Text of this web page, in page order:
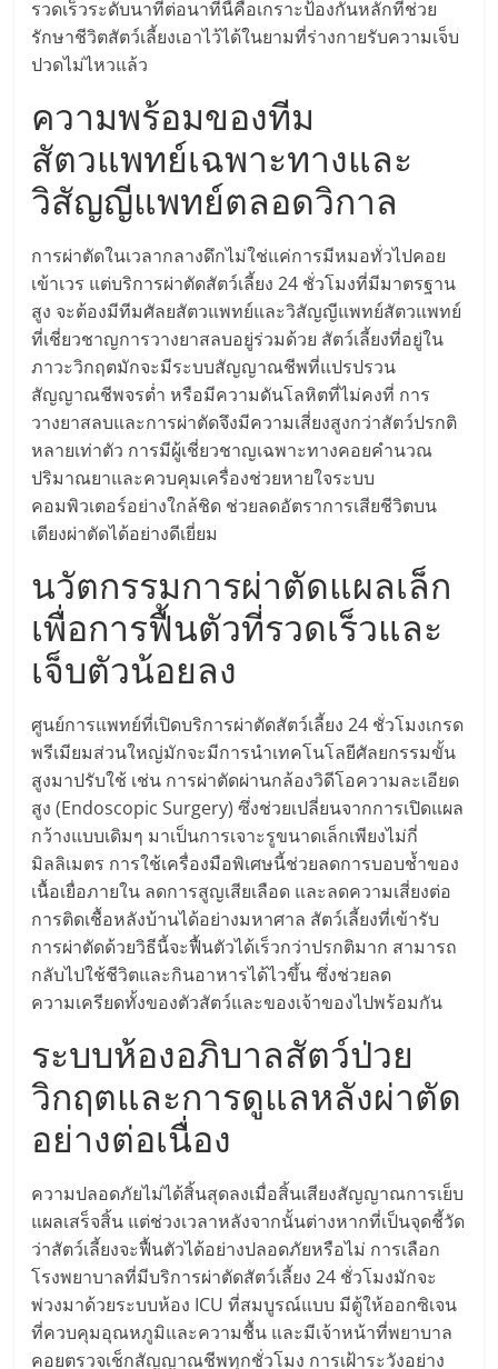
แฟ
รน
ไชส์
ขาย
หน้า
บ้าน
ลงทุน
น้อย
คืน
ทุน
ไว,
ที่
ปรึกษา
การ
ลงทุน
และ
ขยาย
สา
ขา
แฟ
รน
ไชส์,
รวดเร็วระดับนาทีต่อนาทีนี้คือเกราะป้องกันหลักที่ช่วย
รักษาชีวิตสัตว์เลี้ยงเอาไว้ได้ในยามที่ร่างกายรับความเจ็บ
ปวดไม่ไหวแล้ว
ความพร้อมของทีม
สัตวแพทย์เฉพาะทางและ
วิสัญญีแพทย์ตลอดวิกาล
การผ่าตัดในเวลากลางดึกไม่ใช่แค่การมีหมอทั่วไปคอย
เข้าเวร แต่บริการผ่าตัดสัตว์เลี้ยง 24 ชั่วโมงที่มีมาตรฐาน
สูง จะต้องมีทีมศัลยสัตวแพทย์และวิสัญญีแพทย์สัตวแพทย์
ที่เชี่ยวชาญการวางยาสลบอยู่ร่วมด้วย สัตว์เลี้ยงที่อยู่ใน
ภาวะวิกฤตมักจะมีระบบสัญญาณชีพที่แปรปรวน
สัญญาณชีพจรต่ำ หรือมีความดันโลหิตที่ไม่คงที่ การ
วางยาสลบและการผ่าตัดจึงมีความเสี่ยงสูงกว่าสัตว์ปรกติ
หลายเท่าตัว การมีผู้เชี่ยวชาญเฉพาะทางคอยคำนวณ
ปริมาณยาและควบคุมเครื่องช่วยหายใจระบบ
คอมพิวเตอร์อย่างใกล้ชิด ช่วยลดอัตราการเสียชีวิตบน
เตียงผ่าตัดได้อย่างดีเยี่ยม
นวัตกรรมการผ่าตัดแผลเล็ก
เพื่อการฟื้นตัวที่รวดเร็วและ
เจ็บตัวน้อยลง
ศูนย์การแพทย์ที่เปิดบริการผ่าตัดสัตว์เลี้ยง 24 ชั่วโมงเกรด
พรีเมียมส่วนใหญ่มักจะมีการนำเทคโนโลยีศัลยกรรมขั้น
สูงมาปรับใช้ เช่น การผ่าตัดผ่านกล้องวิดีโอความละเอียด
สูง (Endoscopic Surgery) ซึ่งช่วยเปลี่ยนจากการเปิดแผล
กว้างแบบเดิมๆ มาเป็นการเจาะรูขนาดเล็กเพียงไม่กี่
มิลลิเมตร การใช้เครื่องมือพิเศษนี้ช่วยลดการบอบช้ำของ
เนื้อเยื่อภายใน ลดการสูญเสียเลือด และลดความเสี่ยงต่อ
การติดเชื้อหลังบ้านได้อย่างมหาศาล สัตว์เลี้ยงที่เข้ารับ
การผ่าตัดด้วยวิธีนี้จะฟื้นตัวได้เร็วกว่าปรกติมาก สามารถ
กลับไปใช้ชีวิตและกินอาหารได้ไวขึ้น ซึ่งช่วยลด
ความเครียดทั้งของตัวสัตว์และของเจ้าของไปพร้อมกัน
ระบบห้องอภิบาลสัตว์ป่วย
วิกฤตและการดูแลหลังผ่าตัด
อย่างต่อเนื่อง
ความปลอดภัยไม่ได้สิ้นสุดลงเมื่อสิ้นเสียงสัญญาณการเย็บ
แผลเสร็จสิ้น แต่ช่วงเวลาหลังจากนั้นต่างหากที่เป็นจุดชี้วัด
ว่าสัตว์เลี้ยงจะฟื้นตัวได้อย่างปลอดภัยหรือไม่ การเลือก
โรงพยาบาลที่มีบริการผ่าตัดสัตว์เลี้ยง 24 ชั่วโมงมักจะ
พ่วงมาด้วยระบบห้อง ICU ที่สมบูรณ์แบบ มีตู้ให้ออกซิเจน
ที่ควบคุมอุณหภูมิและความชื้น และมีเจ้าหน้าที่พยาบาล
คอยตรวจเช็กสัญญาณชีพทุกชั่วโมง การเฝ้าระวังอย่าง